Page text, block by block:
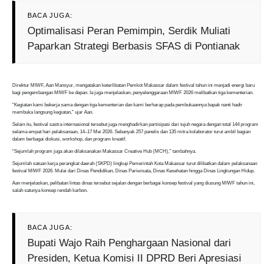
BACA JUGA:
Optimalisasi Peran Pemimpin, Serdik Muliati
Paparkan Strategi Berbasis SFAS di Pontianak
Direktur MIWF, Aan Mansyur, mengatakan keterlibatan Pemkot Makassar dalam festival tahun ini menjadi energi baru
bagi pengembangan MIWF ke depan. Ia juga menjelaskan, penyelenggaraan MIWF 2026 melibatkan tiga kementerian.
“Kegiatan kami bekerja sama dengan tiga kementerian dan kami berharap pada pembukaannya bapak nanti hadir
membuka langsung kegiatan,” ujar Aan.
Selain itu, festival sastra internasional tersebut juga menghadirkan partisipasi dari tujuh negara dengan total 144 program
selama empat hari pelaksanaan, 14–17 Mei 2026. Sebanyak 257 panelis dan 135 mitra kolaborator turut ambil bagian
dalam berbagai diskusi, workshop, dan program kreatif.
“Sejumlah program juga akan dilaksanakan Makassar Creative Hub (MCH),” tambahnya.
Sejumlah satuan kerja perangkat daerah (SKPD) lingkup Pemerintah Kota Makassar turut dilibatkan dalam pelaksanaan
festival MIWF 2026. Mulai dari Dinas Pendidikan, Dinas Pariwisata, Dinas Kesehatan hingga Dinas Lingkungan Hidup.
Aan menjelaskan, pelibatan lintas dinas tersebut sejalan dengan berbagai konsep festival yang diusung MIWF tahun ini,
salah satunya konsep rendah karbon.
BACA JUGA:
Bupati Wajo Raih Penghargaan Nasional dari
Presiden, Ketua Komisi II DPRD Beri Apresiasi